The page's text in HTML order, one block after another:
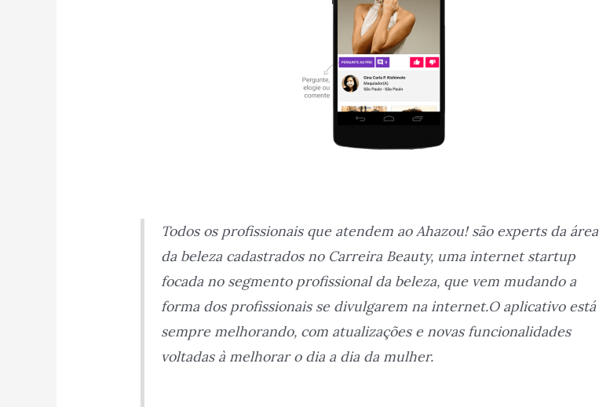
Todos os profissionais que atendem ao Ahazou! são experts da área
da beleza cadastrados no Carreira Beauty, uma internet startup
focada no segmento profissional da beleza, que vem mudando a
forma dos profissionais se divulgarem na internet.O aplicativo está
sempre melhorando, com atualizações e novas funcionalidades
voltadas à melhorar o dia a dia da mulher.